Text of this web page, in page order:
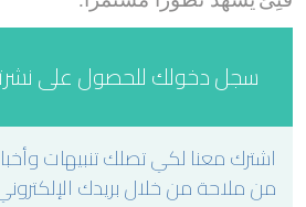
سجل دخولك للحصول على
اشترك معنا لكي تصلك تنبيهات
من ملاحة من خلال بريدك